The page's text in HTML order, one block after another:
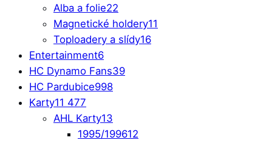
Alba a folie22
Magnetické holdery11
Toploadery a slídy16
Entertainment6
HC Dynamo Fans39
HC Pardubice998
Karty11 477
AHL Karty13
1995/199612